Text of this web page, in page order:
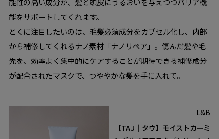
能をサポートしてくれます。
とくに注目したいのは、毛髪必須成分をカプセル化し、内部
から補修してくれるナノ素材「ナノリペア」。傷んだ髪や毛
先を、効率よく集中的にケアすることが期待できる補修成分
が配合されたマスクで、つややかな髪を手に入れて。
L&B
【TAU｜タウ】モイストカーミ